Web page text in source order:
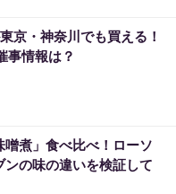
京・神奈川でも買える！
事情報は？
噌煮」食べ比べ！ローソ
ンの味の違いを検証して